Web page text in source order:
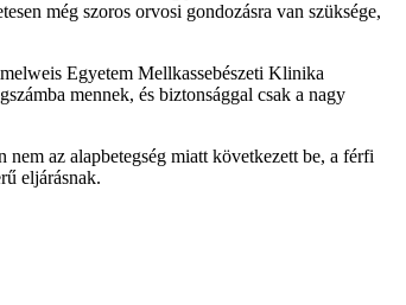
még szoros orvosi gondozásra van szüksége,
Egyetem Mellkassebészeti Klinika
mennek, és biztonsággal csak a nagy
nem az alapbetegség miatt következett be, a férfi
eljárásnak.